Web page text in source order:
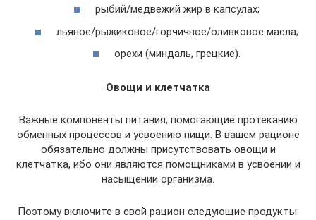
рыбий/медвежий жир в капсулах;
льяное/рыжиковое/горчичное/оливковое масла;
орехи (миндаль, грецкие).
Овощи и клетчатка
Важные компоненты питания, помогающие протеканию
обменных процессов и усвоению пищи. В вашем рационе
обязательно должны присутствовать овощи и
клетчатка, ибо они являются помощниками в усвоении и
насыщении организма.
Поэтому включите в свой рацион следующие продукты: